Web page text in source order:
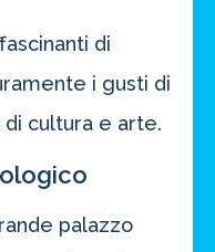
di
i gusti di
cultura e arte.
palazzo